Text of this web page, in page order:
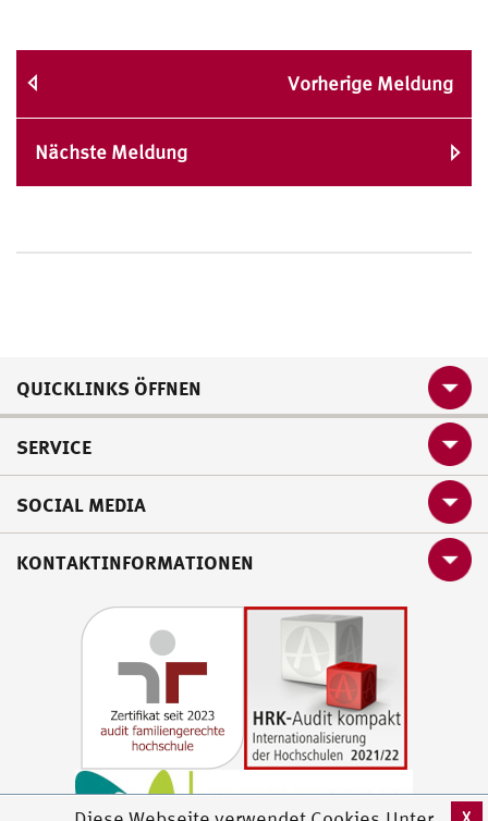
X
Vorherige Meldung
Nächste Meldung
QUICKLINKS ÖFFNEN
SERVICE
SOCIAL MEDIA
KONTAKTINFORMATIONEN